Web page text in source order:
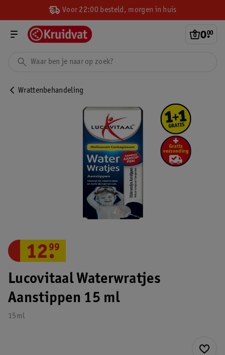
Voor 22:00 besteld, morgen in huis
0.
00
Wrattenbehandeling
Lucovitaal Waterwratjes
Aanstippen 15 ml
15ml
12.
99